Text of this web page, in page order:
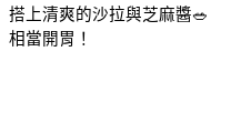
搭上清爽的沙拉與芝麻醬🥗
相當開胃！